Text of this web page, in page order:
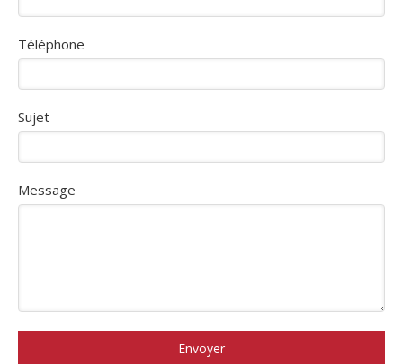
Téléphone
Sujet
Message
Envoyer